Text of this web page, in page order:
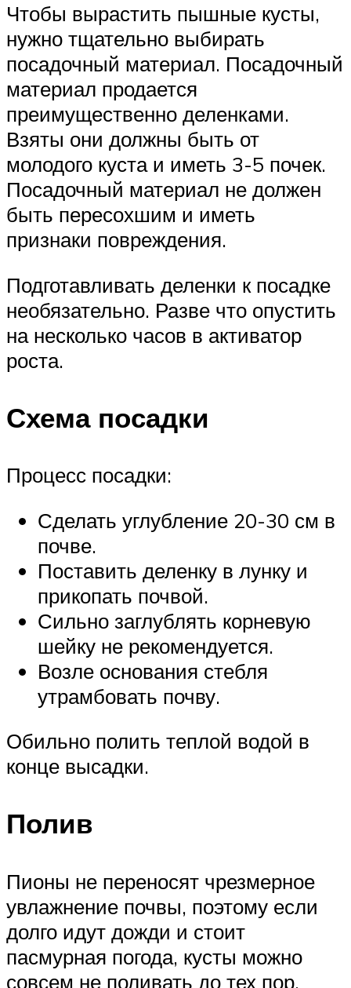
Чтобы вырастить пышные кусты,
нужно тщательно выбирать
посадочный материал. Посадочный
материал продается
преимущественно деленками.
Взяты они должны быть от
молодого куста и иметь 3-5 почек.
Посадочный материал не должен
быть пересохшим и иметь
признаки повреждения.
Подготавливать деленки к посадке
необязательно. Разве что опустить
на несколько часов в активатор
роста.
Схема посадки
Процесс посадки:
Сделать углубление 20-30 см в
почве.
Поставить деленку в лунку и
прикопать почвой.
Сильно заглублять корневую
шейку не рекомендуется.
Возле основания стебля
утрамбовать почву.
Обильно полить теплой водой в
конце высадки.
Полив
Пионы не переносят чрезмерное
увлажнение почвы, поэтому если
долго идут дожди и стоит
пасмурная погода, кусты можно
совсем не поливать до тех пор,